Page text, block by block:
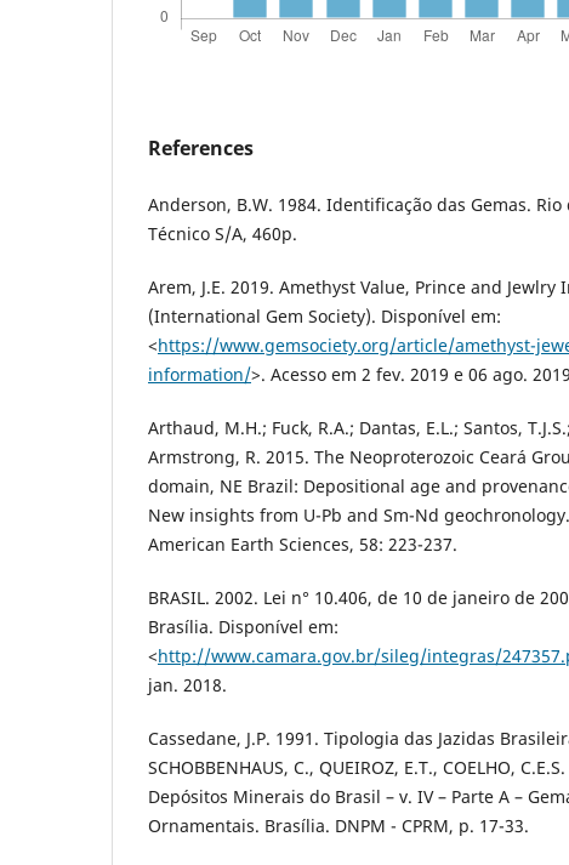
References
Anderson, B.W. 1984. Identificação das Gemas. Rio
Técnico S/A, 460p.
Arem, J.E. 2019. Amethyst Value, Prince and Jewlry
(International Gem Society). Disponível em:
<https://www.gemsociety.org/article/amethyst-
information/>. Acesso em 2 fev. 2019 e 06 ago.
Arthaud, M.H.; Fuck, R.A.; Dantas, E.L.; Santos,
Armstrong, R. 2015. The Neoproterozoic Ceará
domain, NE Brazil: Depositional age and
New insights from U-Pb and Sm-Nd
American Earth Sciences, 58: 223-237.
BRASIL. 2002. Lei n° 10.406, de 10 de janeiro de
Brasília. Disponível em:
<http://www.camara.gov.br/sileg/integras/
jan. 2018.
Cassedane, J.P. 1991. Tipologia das Jazidas
SCHOBBENHAUS, C., QUEIROZ, E.T., COELHO,
Depósitos Minerais do Brasil – v. IV – Parte A –
Ornamentais. Brasília. DNPM - CPRM, p. 17-33.